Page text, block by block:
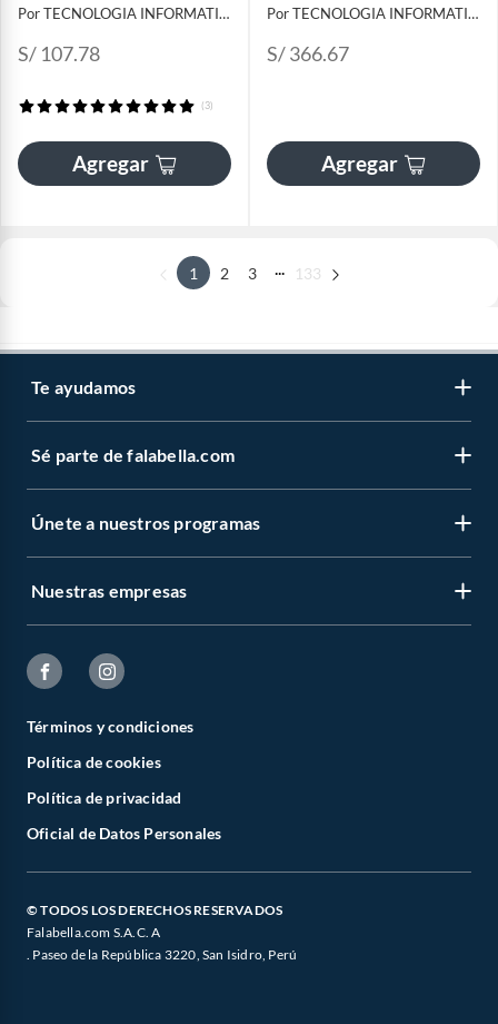
Por TECNOLOGIA INFORMATICA Y CONSULTORIA
S/ 107.78
(3)
Agregar
Por TECNOLOGIA INFORMATICA Y CONSULTORIA
S/ 366.67
Agregar
1 2 3 133
Te ayudamos
Sé parte de falabella.com
Únete a nuestros programas
Nuestras empresas
Términos y condiciones
Política de cookies
Política de privacidad
Oficial de Datos Personales
© TODOS LOS DERECHOS RESERVADOS
Falabella.com S.A.C. A
. Paseo de la República 3220, San Isidro, Perú